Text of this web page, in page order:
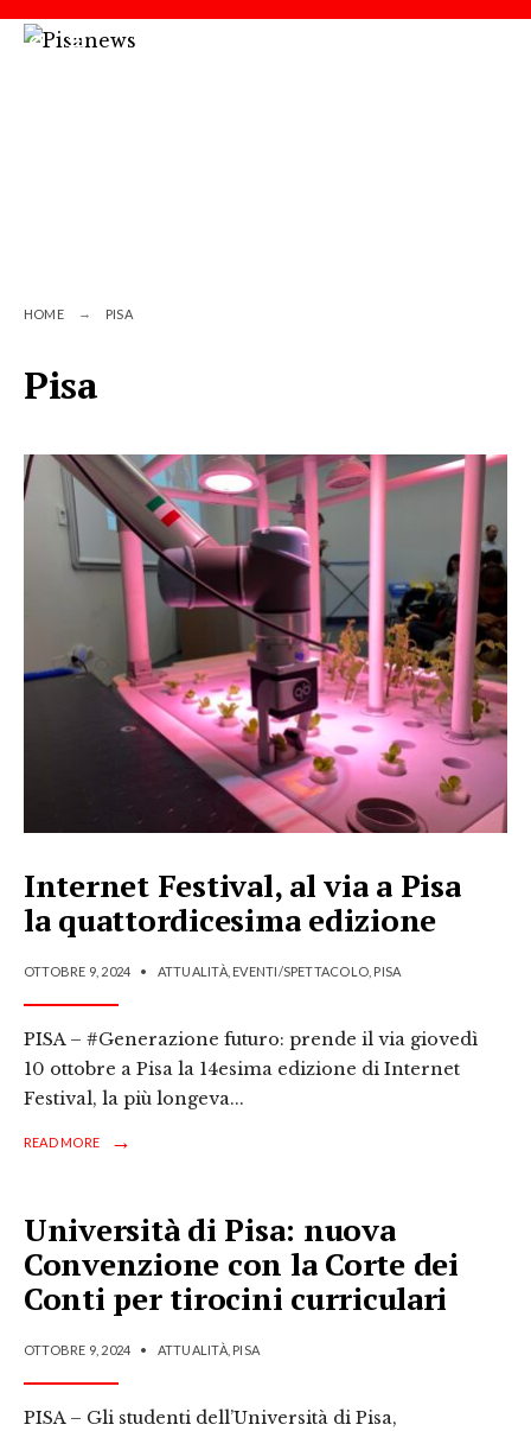
HOME PISA
Pisa
Internet Festival, al via a Pisa
la quattordicesima edizione
OTTOBRE 9, 2024 • ATTUALITÀ, EVENTI/SPETTACOLO, PISA
PISA – #Generazione futuro: prende il via giovedì
10 ottobre a Pisa la 14esima edizione di Internet
Festival, la più longeva...
READ MORE →
Università di Pisa: nuova
Convenzione con la Corte dei
Conti per tirocini curriculari
OTTOBRE 9, 2024 • ATTUALITÀ, PISA
PISA – Gli studenti dell’Università di Pisa,